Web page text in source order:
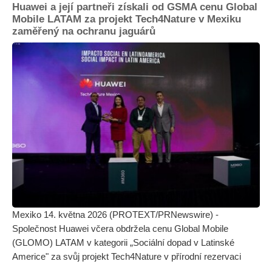
Huawei a její partneři získali od GSMA cenu Global
Mobile LATAM za projekt Tech4Nature v Mexiku
zaměřený na ochranu jaguárů
Mexiko 14. května 2026 (PROTEXT/PRNewswire) -
Společnost Huawei včera obdržela cenu Global Mobile
(GLOMO) LATAM v kategorii „Sociální dopad v Latinské
Americe" za svůj projekt Tech4Nature v přírodní rezervaci